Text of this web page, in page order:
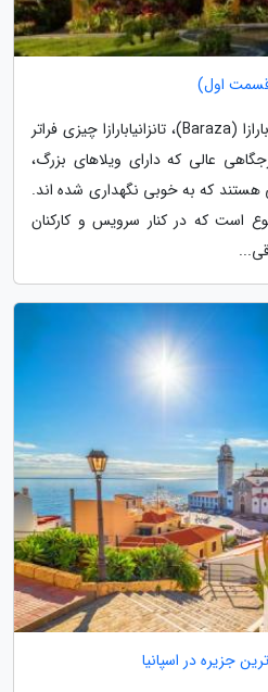
25. چشمه آب گرم و تفرجگاه بارازا (Baraza)، تانزانیابارازا چیزی فراتر
عالی که دارای ویلاهای بزرگ،
هستند که به خوبی نگهداری شده اند.
است که در کنار سرویس و کارکنان
جزیره در اسپانیا